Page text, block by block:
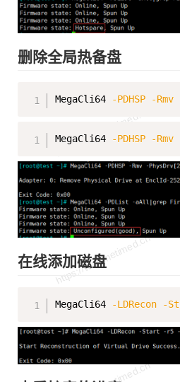
删除全局热备盘
MegaCli64 -PDHSP -Rmv
MegaCli64 -PDHSP -Rmv
在线添加磁盘
MegaCli64 -LDRecon -